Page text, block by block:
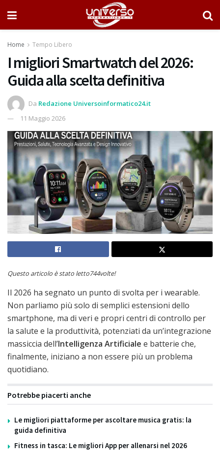
Home Tempo Libero
I migliori Smartwatch del 2026:
Guida alla scelta definitiva
Da Redazione Universoinformatico24.it
11 Maggio 2026
Questo articolo è stato letto744volte!
Il 2026 ha segnato un punto di svolta per i wearable.
Non parliamo più solo di semplici estensioni dello
smartphone, ma di veri e propri centri di controllo per
la salute e la produttività, potenziati da un’integrazione
massiccia dell’Intelligenza Artificiale e batterie che,
finalmente, iniziano a non essere più un problema
quotidiano.
Potrebbe piacerti anche
Le migliori piattaforme per ascoltare musica gratis: la
guida definitiva
Fitness in tasca: Le migliori App per allenarsi nel 2026